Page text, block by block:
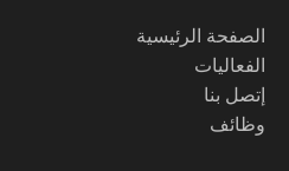
الصفحة الرئيسية
الفعاليات
إتصل بنا
وظائف